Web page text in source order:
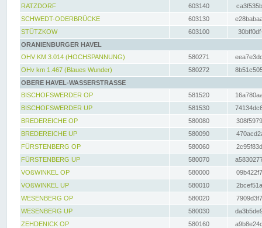
RATZDORF
603140
SCHWEDT-ODERBRÜCKE
603130
STÜTZKOW
603100
ORANIENBURGER HAVEL
OHV KM 3.014 (HOCHSPANNUNG)
580271
OHv km 1.467 (Blaues Wunder)
580272
OBERE HAVEL-WASSERSTRASSE
BISCHOFSWERDER OP
581520
BISCHOFSWERDER UP
581530
BREDEREICHE OP
580080
BREDEREICHE UP
580090
FÜRSTENBERG OP
580060
FÜRSTENBERG UP
580070
VOßWINKEL OP
580000
VOßWINKEL UP
580010
WESENBERG OP
580020
WESENBERG UP
580030
ZEHDENICK OP
580160